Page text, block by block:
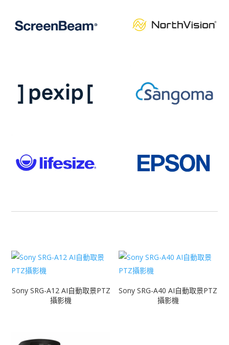
Sony SRG-A12 AI自動取景PTZ
攝影機
Sony SRG-A40 AI自動取景PTZ
攝影機